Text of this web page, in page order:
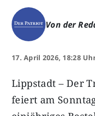
Von der
17. April 2026, 18:28
Lippstadt – Der
feiert am